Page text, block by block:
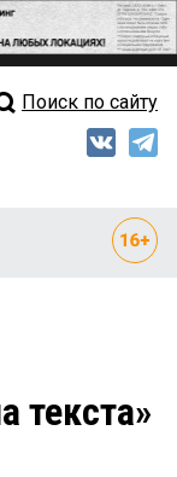
выпуск
Поиск по сайту
текста»